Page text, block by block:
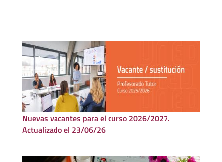
Nuevas vacantes para el curso 2026/2027.
Actualizado el 23/06/26